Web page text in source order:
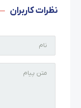
نظرات کاربران